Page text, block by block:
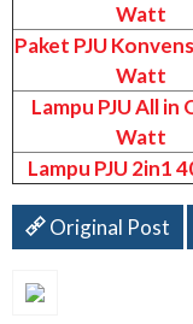
Watt
Paket PJU
Watt
Lampu PJU All in
Watt
Lampu PJU 2in1
Original Post